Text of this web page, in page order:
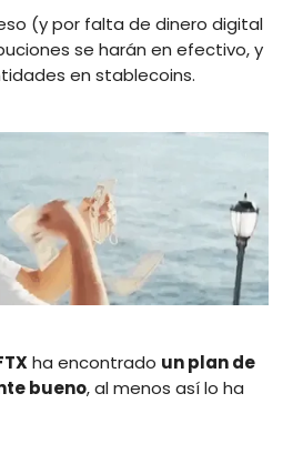
(y por falta de dinero digital
se harán en efectivo, y
en stablecoins.
ha encontrado un plan de
bueno, al menos así lo ha